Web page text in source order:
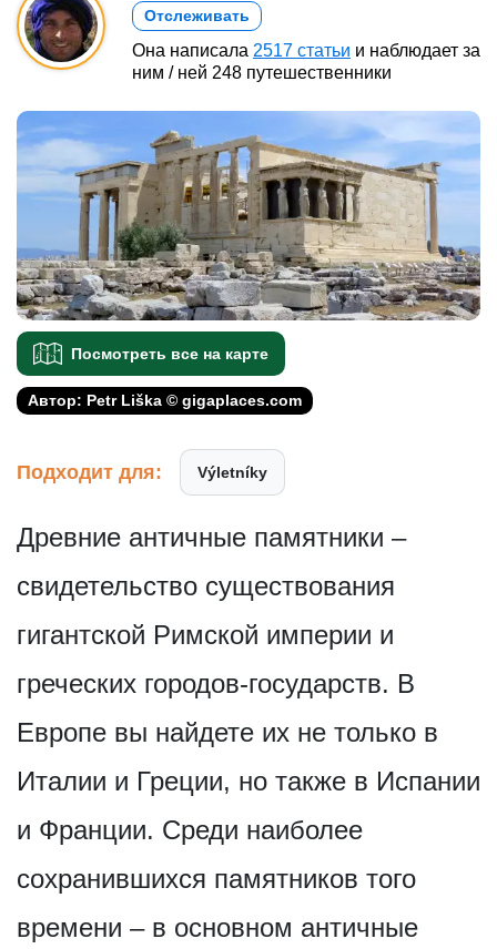
Отслеживать
Она написала 2517 статьи и наблюдает за
ним / ней 248 путешественники
Посмотреть все на карте
Автор: Petr Liška © gigaplaces.com
Подходит для: Výletníky
Древние античные памятники –
свидетельство существования
гигантской Римской империи и
греческих городов-государств. В
Европе вы найдете их не только в
Италии и Греции, но также в Испании
и Франции. Среди наиболее
сохранившихся памятников того
времени – в основном античные